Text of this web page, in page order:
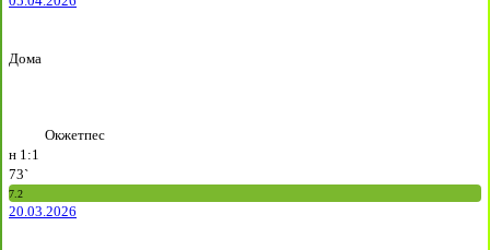
Дома
Окжетпес
н 1:1
73`
7.2
20.03.2026